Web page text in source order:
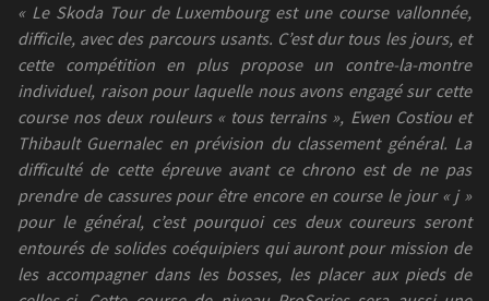
« Le Skoda Tour de Luxembourg est une course vallonnée,
difficile, avec des parcours usants. C’est dur tous les jours, et
cette compétition en plus propose un contre-la-montre
individuel, raison pour laquelle nous avons engagé sur cette
course nos deux rouleurs « tous terrains », Ewen Costiou et
Thibault Guernalec en prévision du classement général. La
difficulté de cette épreuve avant ce chrono est de ne pas
prendre de cassures pour être encore en course le jour « j »
pour le général, c’est pourquoi ces deux coureurs seront
entourés de solides coéquipiers qui auront pour mission de
les accompagner dans les bosses, les placer aux pieds de